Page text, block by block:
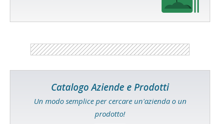
Catalogo Aziende e Prodotti
Un modo semplice per cercare un'azienda o un
prodotto!